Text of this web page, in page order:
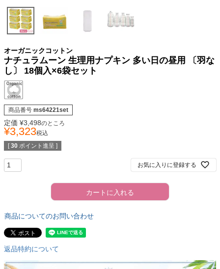
オーガニックコットン
ナチュラムーン 生理用ナプキン 多い日の昼用 〔羽な
し〕 18個入×6袋セット
商品番号 ms64221set
定価 ¥3,498のところ
¥3,323税込
[ 30 ポイント進呈 ]
お気に入りに登録する
カートに入れる
商品についてのお問い合わせ
返品特約について